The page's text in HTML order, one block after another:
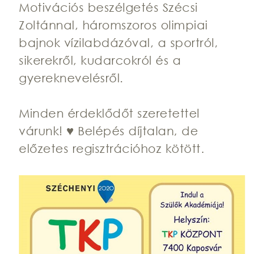
Motivációs beszélgetés Szécsi
Zoltánnal, háromszoros olimpiai
bajnok vízilabdázóval, a sportról,
sikerekről, kudarcokról és a
gyereknevelésről.
Minden érdeklődőt szeretettel
várunk! ♥ Belépés díjtalan, de
előzetes regisztrációhoz kötött.